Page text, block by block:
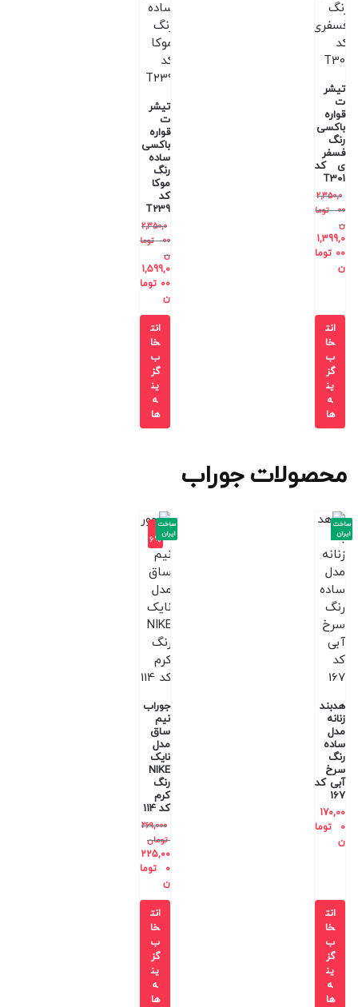
تیشر
ت
قواره
باکسی
رنگ
فسفر
ی کد
T301
2,350,0
00
توما
ن
1,399,0
00 توما
ن
انت
خا
ب
گز
ین
ه
ها
تیشر
ت
قواره
باکسی
ساده
رنگ
موکا
کد
T239
2,350,0
00
توما
ن
1,599,0
00 توما
ن
انت
خا
ب
گز
ین
ه
ها
محصولات جوراب
هدبند
زنانه
مدل
ساده
رنگ
سرخ
آبی کد
167
170,00
0
توما
ن
ساخت
ایران
انت
خا
ب
گز
ین
ه
ها
-1
6%
جوراب
نیم
ساق
مدل
نایک
NIKE
رنگ
کرم
کد 114
269,000
تومان
225,00
0
توما
ن
ساخت
ایران
انت
خا
ب
گز
ین
ه
ها